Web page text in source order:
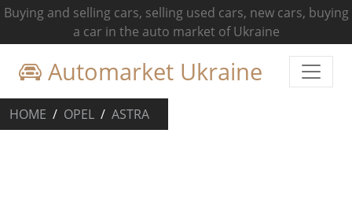
Buying and selling cars, selling used cars, new cars, buying
a car in the auto market of Ukraine
Automarket Ukraine
HOME OPEL ASTRA